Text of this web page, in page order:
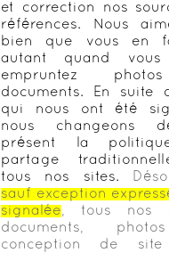
et correction nos
références. Nous
bien que vous en
autant quand vous
empruntez
documents. En suite
qui nous ont été
nous changeons
présent la
partage
tous nos sites.
sauf exception
signalée , tous nos
documents,
conception de site